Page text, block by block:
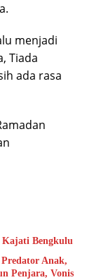
menjadi
Tiada
ada rasa
Kajati Bengkulu
Anak,
Penjara, Vonis